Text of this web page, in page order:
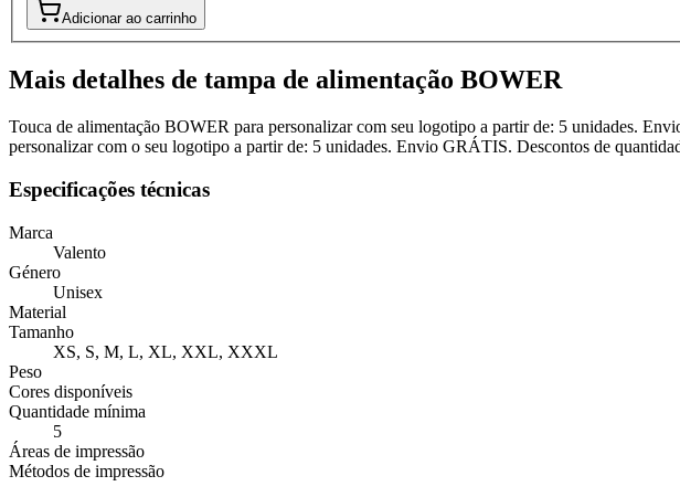
Adicionar ao carrinho
Mais detalhes de tampa de alimentação BOWER
Touca de alimentação BOWER para personalizar com seu logotipo a partir de: 5 unidades.
personalizar com o seu logotipo a partir de: 5 unidades. Envio GRÁTIS. Descontos de
Especificações técnicas
Marca
Valento
Género
Unisex
Material
Tamanho
XS, S, M, L, XL, XXL, XXXL
Peso
Cores disponíveis
Quantidade mínima
5
Áreas de impressão
Métodos de impressão